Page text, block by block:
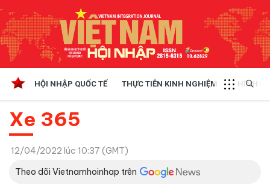
HỘI NHẬP QUỐC TẾ THỰC TIỄN KINH NGHIỆM CHÍNH
Xe 365
12/04/2022 lúc 10:37 (GMT)
Theo dõi Vietnamhoinhap trên